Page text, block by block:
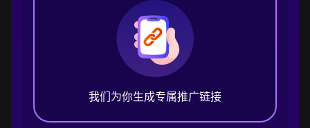
我们为你生成专属推广链接